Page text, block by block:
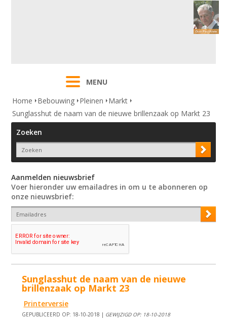
MENU
Home
Bebouwing Pleinen
Markt
Sunglasshut de naam van de nieuwe brillenzaak op Markt 23
Zoeken
Aanmelden nieuwsbrief
Voer hieronder uw emailadres in om u te abonneren op
onze nieuwsbrief:
Sunglasshut de naam van de nieuwe
brillenzaak op Markt 23
Printerversie
GEPUBLICEERD OP: 18-10-2018 | GEWIJZIGD OP: 18-10-2018